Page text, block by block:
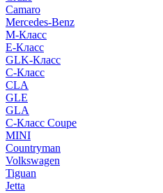
Camaro
Mercedes-Benz
M-Класс
E-Класс
GLK-Класс
C-Класс
CLA
GLE
GLA
C-Класс Coupe
MINI
Countryman
Volkswagen
Tiguan
Jetta